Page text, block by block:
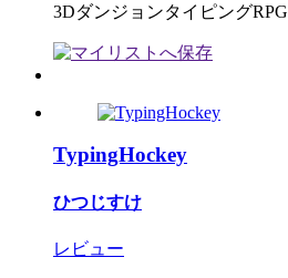
3DダンジョンタイピングRPG
TypingHockey
ひつじすけ
レビュー